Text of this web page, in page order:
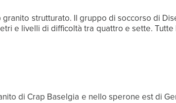
strutturato. Il gruppo di soccorso di
e livelli di difficoltà tra quattro e sette.
di Crap Baselgia e nello sperone est di